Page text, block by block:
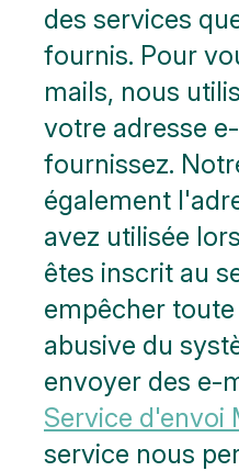
des services
fournis. Pour
mails, nous
votre adresse
fournissez.
également
avez utilisée
êtes inscrit au
empêcher
abusive du
envoyer des e-
Service d'envoi
service nous